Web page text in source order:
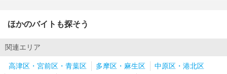
ほかのバイトも探そう
関連エリア
高津区・宮前区・青葉区 多摩区・麻生区
中原区・港北区